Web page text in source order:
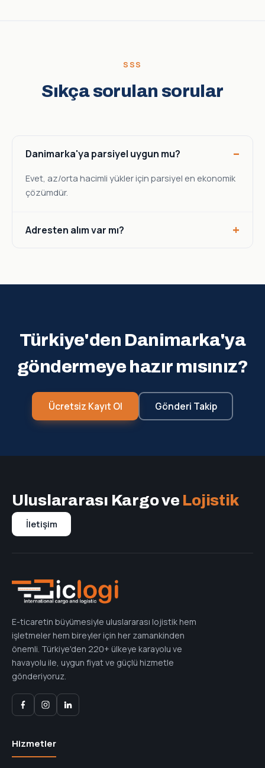
SSS
Sıkça sorulan sorular
Danimarka'ya parsiyel uygun mu?
Evet, az/orta hacimli yükler için parsiyel en ekonomik
çözümdür.
Adresten alım var mı?
Türkiye'den Danimarka'ya
göndermeye hazır mısınız?
Ücretsiz Kayıt Ol Gönderi Takip
Uluslararası Kargo ve Lojistik
İletişim
E-ticaretin büyümesiyle uluslararası lojistik hem
işletmeler hem bireyler için her zamankinden
önemli. Türkiye'den 220+ ülkeye karayolu ve
havayolu ile, uygun fiyat ve güçlü hizmetle
gönderiyoruz.
Hizmetler